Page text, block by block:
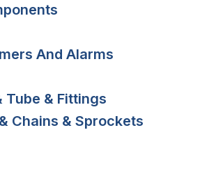
And Alarms
Tube & Fittings
Chains & Sprockets